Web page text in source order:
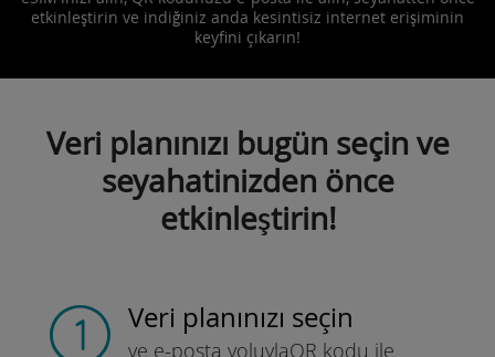
etkinleştirin ve indiğiniz anda kesintisiz internet erişiminin
keyfini çıkarın!
Veri planınızı bugün seçin ve
seyahatinizden önce
etkinleştirin!
Veri planınızı seçin
ve e-posta yoluylaQR kodu ile